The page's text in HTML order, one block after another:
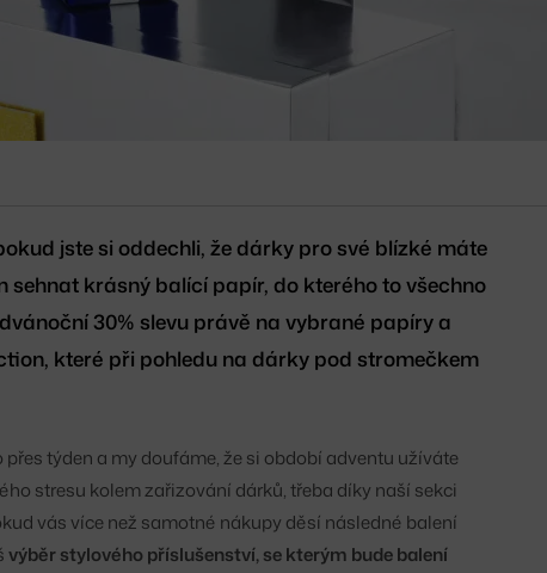
jste si oddechli, že dárky pro své blízké máte
sehnat krásný balící papír, do kterého to všechno
30% slevu právě na vybrané papíry a
které při pohledu na dárky pod stromečkem
týden a my doufáme, že si období adventu užíváte
stresu kolem zařizování dárků, třeba díky naší sekci
vás více než samotné nákupy děsí následné balení
výběr stylového příslušenství, se kterým bude balení